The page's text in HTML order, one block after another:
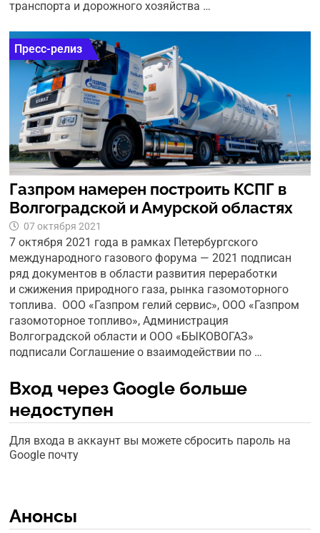
транспорта и дорожного хозяйства …
Пресс-релиз
Газпром намерен построить КСПГ в
Волгоградской и Амурской областях
07 октября 2021
7 октября 2021 года в рамках Петербургского
международного газового форума — 2021 подписан
ряд документов в области развития переработки
и сжижения природного газа, рынка газомоторного
топлива. ООО «Газпром гелий сервис», ООО «Газпром
газомоторное топливо», Администрация
Волгоградской области и ООО «БЫКОВОГАЗ»
подписали Соглашение о взаимодействии по …
Вход через Google больше
недоступен
Для входа в аккаунт вы можете сбросить пароль на
Google почту
Анонсы